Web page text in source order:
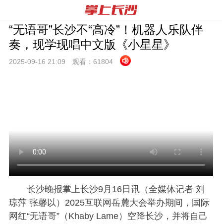
“无语哥”长沙不“高冷”！机器人乐队伴
奏，现学现唱中文版《小星星》
2025-09-16 21:09 观看： 61804
长沙晚报掌上长沙9月16日讯（全媒体记者 刘
琼萍 张馨以）2025互联网岳麓大会举办期间，国际
网红“无语哥”（Khaby Lame）空降长沙，并将自己